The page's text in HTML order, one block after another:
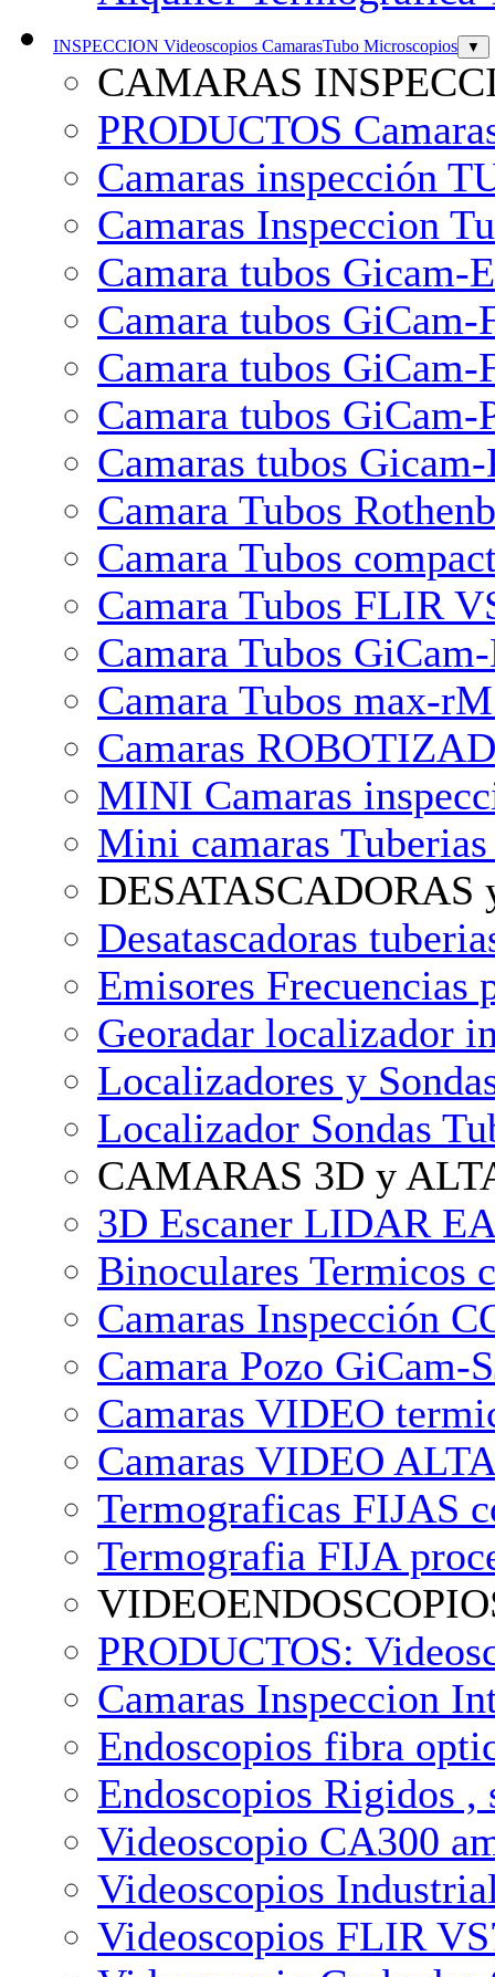
INSPECCION Videoscopios CamarasTubo Microscopios ▼
CAMARAS
PRODUCTOS
Camaras inspección
Camaras Inspeccion
Camara tubos Gicam-
Camara tubos
Camara tubos
Camara tubos
Camaras tubos
Camara Tubos
Camara Tubos
Camara Tubos FLIR
Camara Tubos
Camara Tubos max-
Camaras
MINI Camaras
Mini camaras
DESATASCADORAS
Desatascadoras
Emisores Frecuencias
Georadar localizador
Localizadores y
Localizador Sondas
CAMARAS 3D y
3D Escaner LIDAR
Binoculares Termicos
Camaras Inspección
Camara Pozo GiCam-
Camaras VIDEO
Camaras VIDEO
Termograficas FIJAS
Termografia FIJA
PRODUCTOS:
Camaras Inspeccion
Endoscopios fibra
Endoscopios Rigidos
Videoscopio CA300
Videoscopios
Videoscopios FLIR